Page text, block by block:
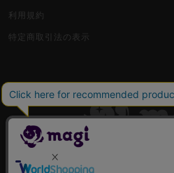
利用規約
特定商取引法の表示
古物商許可番号 株式会社ジラフ 東京